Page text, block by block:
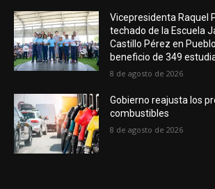
Vicepresidenta Raquel
techado de la Escuela
Castillo Pérez en
beneficio de 349
8 de agosto de 2026
Gobierno reajusta los
combustibles
8 de agosto de 2026